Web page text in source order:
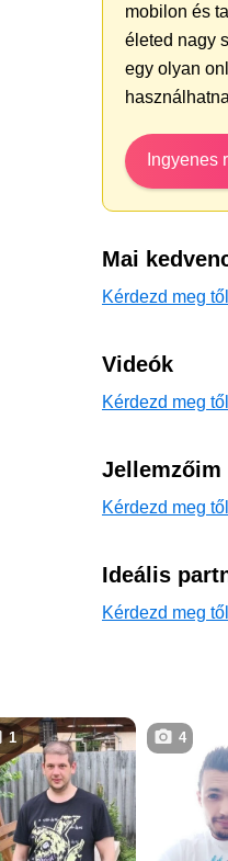
mobilon és
életed nagy
egy olyan
Ingyenes
Mai
Kérdezd meg
Videók
Kérdezd meg
Jellemzőim
Kérdezd meg
Ideális
Kérdezd meg
1 4